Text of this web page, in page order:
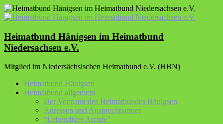
Zum
Inhalt
Heimatbund Hänigsen im Heimatbund
Niedersachsen e.V.
Mitglied im Niedersächsischen Heimatbund e.V. (HBN)
Heimatbund Hänigsen
Heimatbund allgemein
Der Vorstand des Heimatbundes Hänigsen
Adressen und Ansprechpartner
“Lebendiges Archiv”